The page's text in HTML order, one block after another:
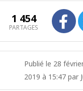
1 454
PARTAGES
Publié le 28
2019 à 15:47 par